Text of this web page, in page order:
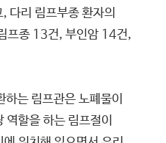
다리 림프부종 환자의
프종 13건, 부인암 14건,
는 림프관은 노폐물이
할을 하는 림프절이